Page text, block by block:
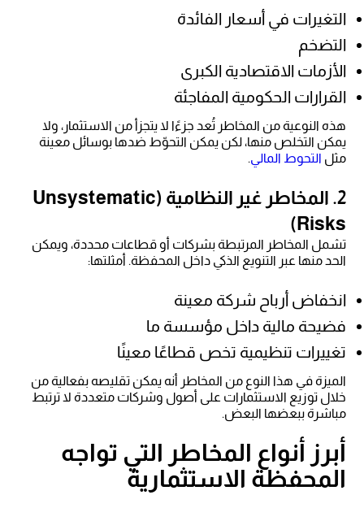
التغيرات في أسعار الفائدة
التضخم
الأزمات الاقتصادية الكبرى
القرارات الحكومية المفاجئة
هذه النوعية من المخاطر تُعد جزءًا لا يتجزأ من الاستثمار، ولا
يمكن التخلص منها، لكن يمكن التحوّط ضدها بوسائل معينة
مثل التحوط المالي.
2. المخاطر غير النظامية (Unsystematic
Risks)
تشمل المخاطر المرتبطة بشركات أو قطاعات محددة، ويمكن
الحد منها عبر التنويع الذكي داخل المحفظة. أمثلتها:
انخفاض أرباح شركة معينة
فضيحة مالية داخل مؤسسة ما
تغييرات تنظيمية تخص قطاعًا معينًا
الميزة في هذا النوع من المخاطر أنه يمكن تقليصه بفعالية من
خلال توزيع الاستثمارات على أصول وشركات متعددة لا ترتبط
مباشرة ببعضها البعض.
أبرز أنواع المخاطر التي تواجه
المحفظة الاستثمارية